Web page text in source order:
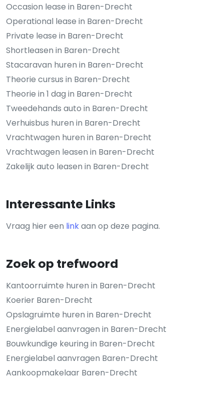
Occasion lease in Baren-Drecht
Operational lease in Baren-Drecht
Private lease in Baren-Drecht
Shortleasen in Baren-Drecht
Stacaravan huren in Baren-Drecht
Theorie cursus in Baren-Drecht
Theorie in 1 dag in Baren-Drecht
Tweedehands auto in Baren-Drecht
Verhuisbus huren in Baren-Drecht
Vrachtwagen huren in Baren-Drecht
Vrachtwagen leasen in Baren-Drecht
Zakelijk auto leasen in Baren-Drecht
Interessante Links
Vraag hier een linkaan op deze pagina.
Zoek op trefwoord
Kantoorruimte huren in Baren-Drecht
Koerier Baren-Drecht
Opslagruimte huren in Baren-Drecht
Energielabel aanvragen in Baren-Drecht
Bouwkundige keuring in Baren-Drecht
Energielabel aanvragen Baren-Drecht
Aankoopmakelaar Baren-Drecht